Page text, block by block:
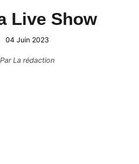
Live Show
04 Juin 2023
ParLa rédaction